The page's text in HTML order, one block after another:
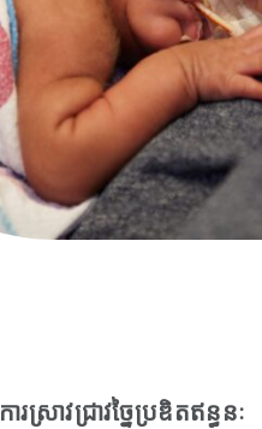
ការស្រាវជ្រាវច្នៃប្រឌិតឥន្ធនៈ